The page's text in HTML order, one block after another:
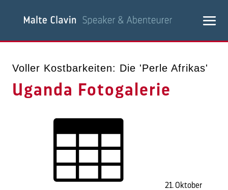
Voller Kostbarkeiten: Die 'Perle Afrikas'
Uganda Fotogalerie
21. Oktober